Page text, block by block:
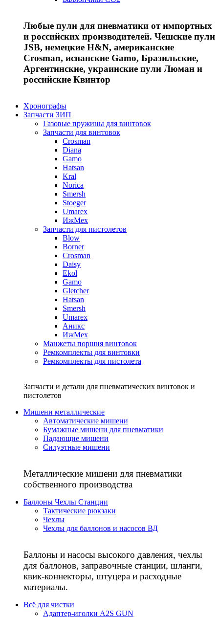
Любые пули для пневматики от импортных
и российских производителей. Чешские пули
JSB, немецкие H&N, американские
Crosman, испанские Gamo, Бразильские,
Аргентинские, украинские пули Люман и
российские Квинтор
Хронографы
Запчасти ЗИП
Газовые пружины для винтовок
Запчасти для винтовок
Crosman
Diana
Gamo
Hatsan
Kral
Norica
Smersh
Stoeger
Umarex
ИжМех
Запчасти для пистолетов
Blow
Borner
Crosman
Daisy
Ekol
Gamo
Gletcher
Hatsan
Smersh
Umarex
Аникс
ИжМех
Манжеты поршня винтовок
Ремкомплекты для винтовки
Ремкомплекты для пистолета
Запчасти и детали для пневматических винтовок и
пистолетов
Мишени металлические
Автоматические мишени
Бумажные мишени для пневматики
Падающие мишени
Силуэтные мишени
Металлические мишени для пневматики
собственного производства
Баллоны Чехлы Станции
Тактические рюкзаки
Чехлы
Чехлы для баллонов и насосов ВД
Баллоны и насосы высокого давления, чехлы
для баллонов, заправочные станции, шланги,
квик-коннекторы, штуцера и расходные
материалы.
Всё для чистки
Адаптер-иголки A2S GUN